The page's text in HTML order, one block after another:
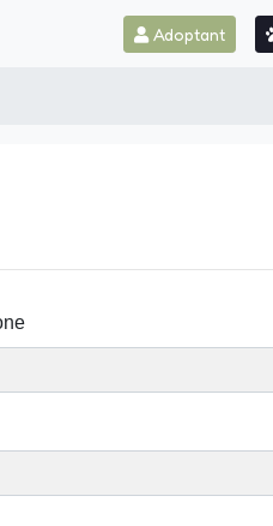
Adoptant